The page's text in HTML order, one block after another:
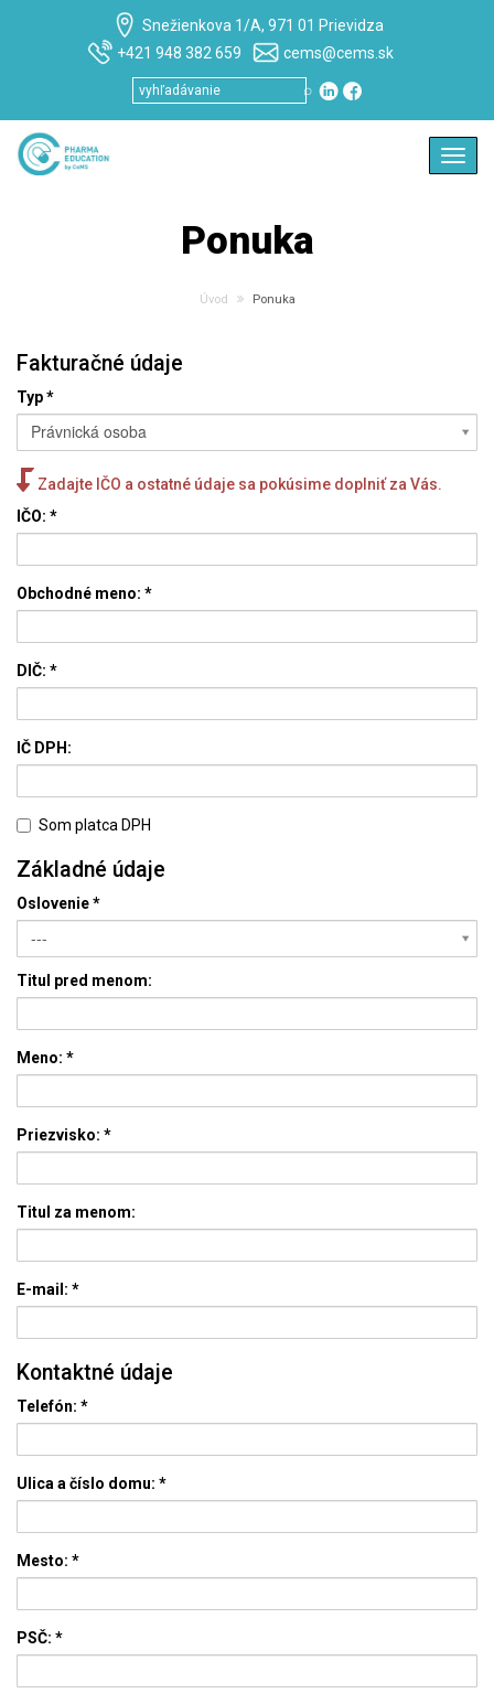
Snežienkova 1/A, 971 01 Prievidza
+421 948 382 659
cems@cems.sk
⌕
Ponuka
Úvod Ponuka
Fakturačné údaje
Typ*
Právnická osoba
Zadajte IČO a ostatné údaje sa pokúsime doplniť za Vás.
IČO: *
Obchodné meno: *
DIČ: *
IČ DPH:
Som platca DPH
Základné údaje
Oslovenie*
---
Titul pred menom:
Meno: *
Priezvisko: *
Titul za menom:
E-mail: *
Kontaktné údaje
Telefón: *
Ulica a číslo domu: *
Mesto: *
PSČ: *